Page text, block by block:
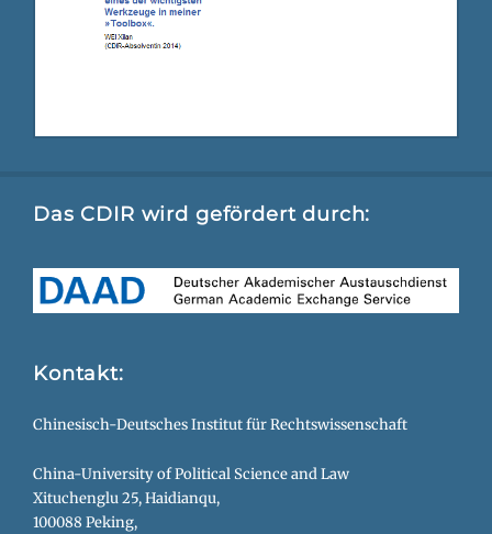
Das CDIR wird gefördert durch:
Kontakt:
Chinesisch-Deutsches Institut für Rechtswissenschaft
China-University of Political Science and Law
Xituchenglu 25, Haidianqu,
100088 Peking,